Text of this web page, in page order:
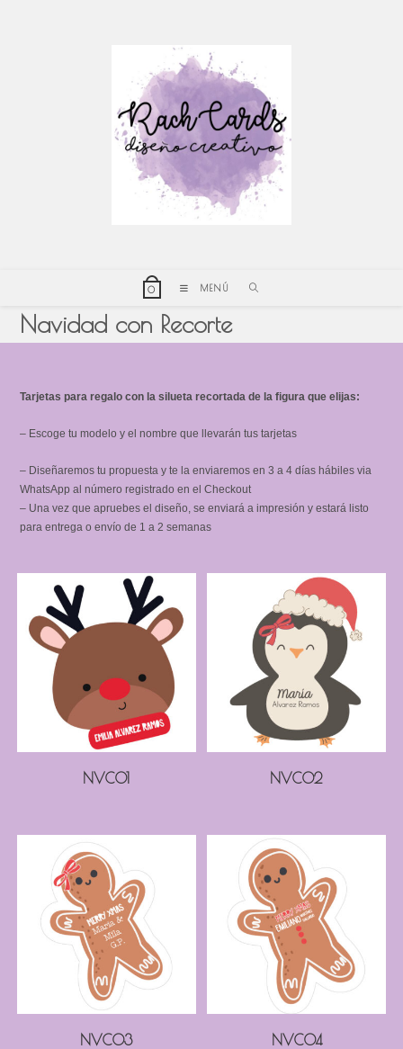
0 MENÚ
Navidad con Recorte
Tarjetas para regalo con la silueta recortada de la figura que elijas:
– Escoge tu modelo y el nombre que llevarán tus tarjetas
– Diseñaremos tu propuesta y te la enviaremos en 3 a 4 días hábiles via
WhatsApp al número registrado en el Checkout
– Una vez que apruebes el diseño, se enviará a impresión y estará listo
para entrega o envío de 1 a 2 semanas
NVC01 NVC02
NVC03 NVC04